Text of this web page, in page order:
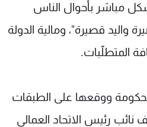
مباشر بأحوال الناس
واليد قصيرة"، ومالية الدولة
المتطلّبات.
ووقعها على الطبقات
رئيس الاتحاد العمالي